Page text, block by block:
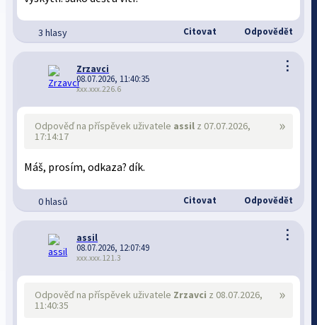
3 hlasy Citovat Odpovědět
⋮
Zrzavci
08.07.2026, 11:40:35
xxx.xxx.226.6
»
Odpověď na příspěvek uživatele assil z 07.07.2026,
17:14:17
Máš, prosím, odkaza? dík.
0 hlasů Citovat Odpovědět
⋮
assil
08.07.2026, 12:07:49
xxx.xxx.121.3
»
Odpověď na příspěvek uživatele Zrzavci z 08.07.2026,
11:40:35